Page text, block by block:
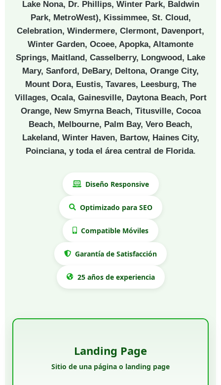
Lake Nona, Dr. Phillips, Winter Park, Baldwin
Park, MetroWest), Kissimmee, St. Cloud,
Celebration, Windermere, Clermont, Davenport,
Winter Garden, Ocoee, Apopka, Altamonte
Springs, Maitland, Casselberry, Longwood, Lake
Mary, Sanford, DeBary, Deltona, Orange City,
Mount Dora, Eustis, Tavares, Leesburg, The
Villages, Ocala, Gainesville, Daytona Beach, Port
Orange, New Smyrna Beach, Titusville, Cocoa
Beach, Melbourne, Palm Bay, Vero Beach,
Lakeland, Winter Haven, Bartow, Haines City,
Poinciana, y toda el área central de Florida.
Diseño Responsive
Optimizado para SEO
Compatible Móviles
Garantía de Satisfacción
25 años de experiencia
Landing Page
Sitio de una página o landing page